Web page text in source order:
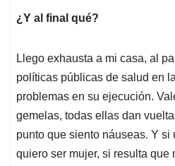
¿Y al final qué?
Llego exhausta a mi casa, al
políticas públicas de salud en
problemas en su ejecución.
gemelas, todas ellas dan
punto que siento náuseas. Y si
quiero ser mujer, si resulta que